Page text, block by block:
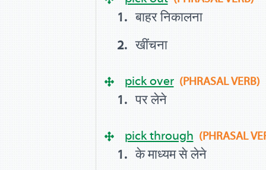
बाहर निकालना
खींचना
pick over (PHRASAL VERB)
पर लेने
pick through (PHRASAL
के माध्यम से लेने